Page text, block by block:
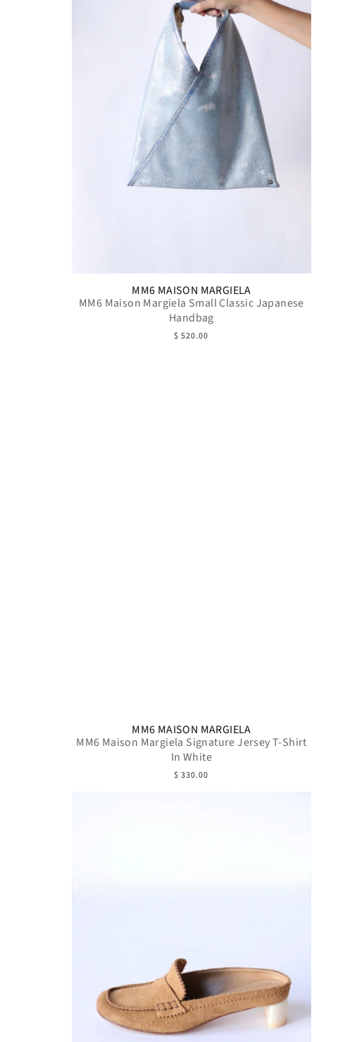
MM6 MAISON MARGIELA
MM6 Maison Margiela Small Classic Japanese
Handbag
$ 520.00
MM6 MAISON MARGIELA
MM6 Maison Margiela Signature Jersey T-Shirt
In White
$ 330.00